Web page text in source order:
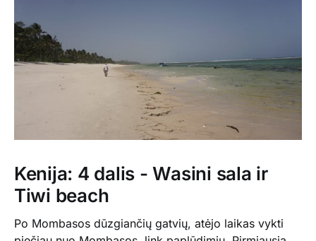
Kenija: 4 dalis - Wasini sala ir
Tiwi beach
Po Mombasos dūzgiančių gatvių, atėjo laikas vykti